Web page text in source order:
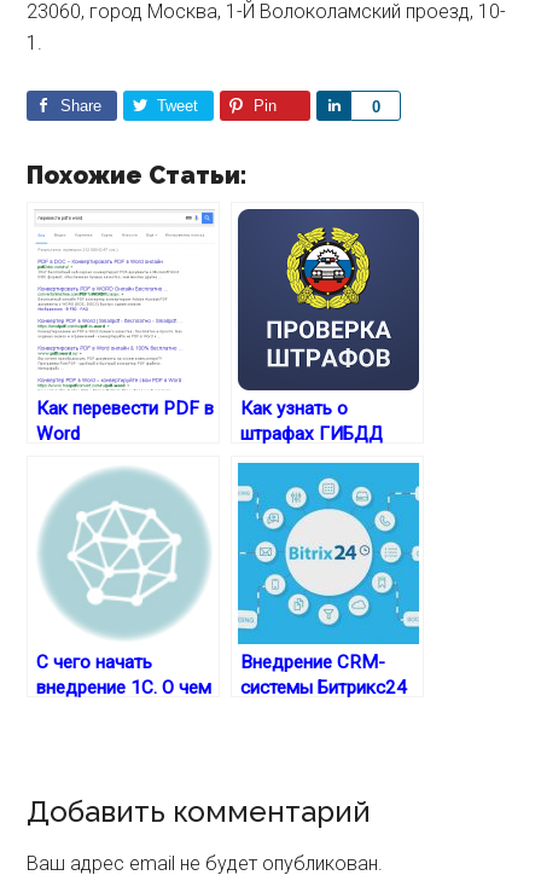
23060, город Москва, 1-Й Волоколамский проезд, 10-
1.
Share Tweet Pin 0
Похожие Статьи:
Как перевести PDF в
Word
Как узнать о
штрафах ГИБДД
через специальное
приложение
С чего начать
внедрение 1С. О чем
Внедрение CRM-
системы Битрикс24
Reader
Interactions
Добавить комментарий
Ваш адрес email не будет опубликован.